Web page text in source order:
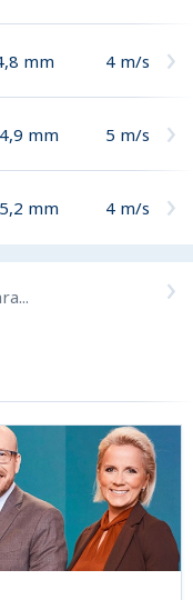
mm 4 m/s
mm 5 m/s
mm 4 m/s